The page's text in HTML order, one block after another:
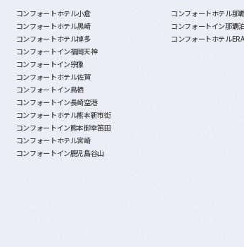
コンフォートホテル小倉
コンフォートホテル黒崎
コンフォートホテル博多
コンフォートイン福岡天神
コンフォートイン宗像
コンフォートホテル佐賀
コンフォートイン鳥栖
コンフォートイン長崎空港
コンフォートホテル熊本新市街
コンフォートイン熊本御幸笛田
コンフォートホテル宮崎
コンフォートイン鹿児島谷山
コンフォートホテル那
コンフォートイン那覇
コンフォートホテル